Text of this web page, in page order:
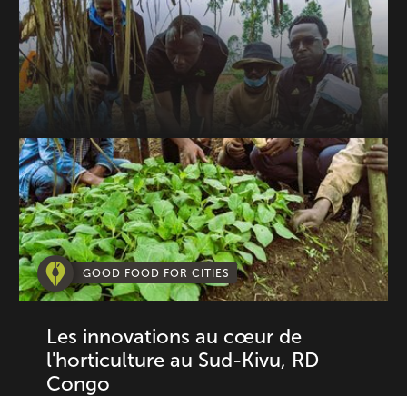
GOOD FOOD FOR CITIES
Les innovations au cœur de
l'horticulture au Sud-Kivu, RD
Congo